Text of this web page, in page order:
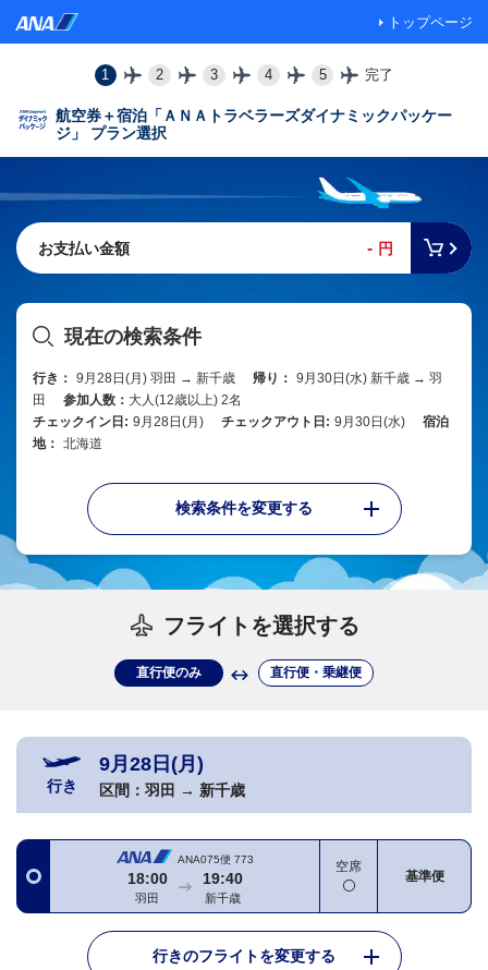
トップページ
1 2 3 4 5 完了
航空券＋宿泊「ＡＮＡトラベラーズダイナミックパッケー
ジ」 プラン選択
お支払い金額 - 円
現在の検索条件
行き： 9月28日(月) 羽田 → 新千歳 帰り： 9月30日(水) 新千歳 → 羽
田
参加人数： 大人(12歳以上) 2名
チェックイン日: 9月28日(月) チェックアウト日: 9月30日(水)
宿泊
地： 北海道
検索条件を変更する
フライトを選択する
直行便のみ 直行便・乗継便
行き
9月28日(月)
区間： 羽田 → 新千歳
ANA075便 773
18:00
羽田
19:40
新千歳
空席
基準便
行きのフライトを変更する